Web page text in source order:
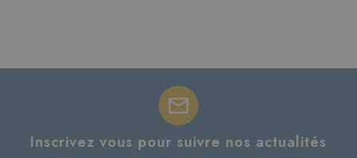
mail
Inscrivez vous pour suivre nos actualités